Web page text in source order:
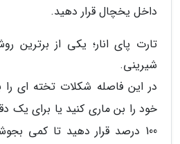
داخل یخچال قرار دهید.
تارت پای انار؛ یکی از برترین
شیرینی.
در این فاصله شکلات تخته ای را
خود را بن ماری کنید یا برای یک
100 درصد قرار دهید تا کمی